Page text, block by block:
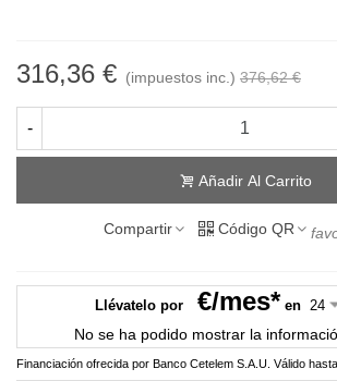
316,36 € (impuestos inc.) 376,62 €
-
Añadir Al Carrito
Compartir Código QR
Llévatelo por €/mes*en
No se ha podido mostrar la
Financiación ofrecida por Banco Cetelem S.A.U. Válido hasta